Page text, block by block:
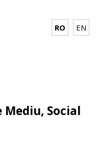
RO EN
Social